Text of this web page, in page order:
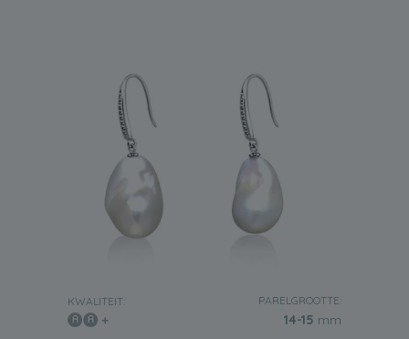
KWALITEIT: PARELGROOTTE:
14-15 mm